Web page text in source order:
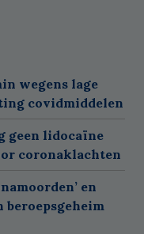
wegens lage
covidmiddelen
geen lidocaïne
coronaklachten
en
beroepsgeheim